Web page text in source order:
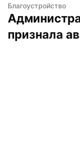
Благоустройство
признала